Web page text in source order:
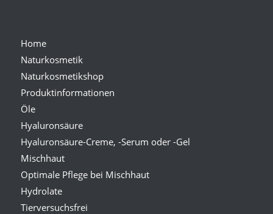
Home
Naturkosmetik
Naturkosmetikshop
Produktinformationen
Öle
Hyaluronsäure
Hyaluronsäure-Creme, -Serum oder -Gel
Mischhaut
Optimale Pflege bei Mischhaut
Hydrolate
Tierversuchsfrei